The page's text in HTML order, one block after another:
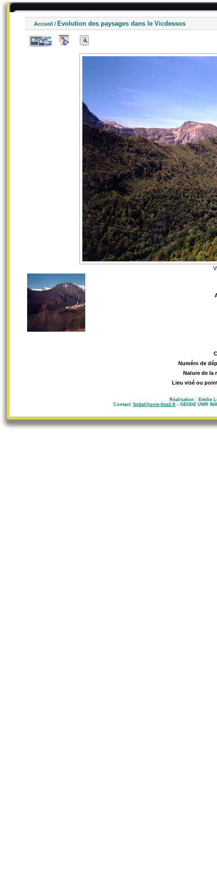
Accueil / Evolution des paysages dans le Vicdessos
Numéro de
Nature de la
Lieu visé ou
Réalisation : Emilie
Contact: fvidal@univ-tlse2.fr- GEODE UMR